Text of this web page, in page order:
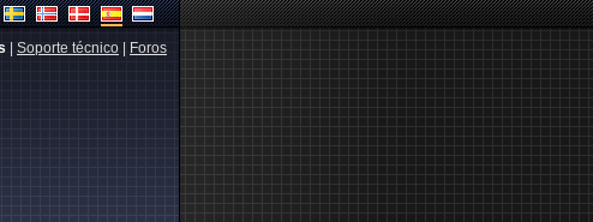
Soporte técnico Foros